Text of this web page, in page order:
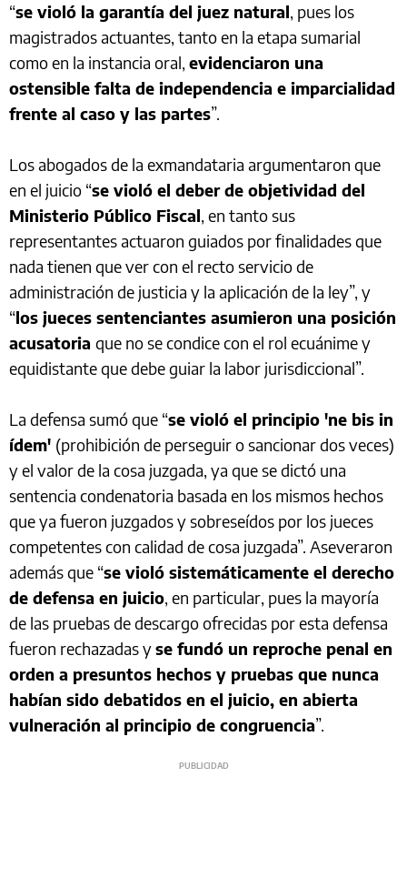
“se violó la garantía del juez natural, pues los
magistrados actuantes, tanto en la etapa sumarial
como en la instancia oral, evidenciaron una
ostensible falta de independencia e imparcialidad
frente al caso y las partes”.
Los abogados de la exmandataria argumentaron que
en el juicio “se violó el deber de objetividad del
Ministerio Público Fiscal, en tanto sus
representantes actuaron guiados por finalidades que
nada tienen que ver con el recto servicio de
administración de justicia y la aplicación de la ley”, y
“los jueces sentenciantes asumieron una posición
acusatoria que no se condice con el rol ecuánime y
equidistante que debe guiar la labor jurisdiccional”.
La defensa sumó que “se violó el principio 'ne bis in
ídem' (prohibición de perseguir o sancionar dos veces)
y el valor de la cosa juzgada, ya que se dictó una
sentencia condenatoria basada en los mismos hechos
que ya fueron juzgados y sobreseídos por los jueces
competentes con calidad de cosa juzgada”. Aseveraron
además que “se violó sistemáticamente el derecho
de defensa en juicio, en particular, pues la mayoría
de las pruebas de descargo ofrecidas por esta defensa
fueron rechazadas yse fundó un reproche penal en
orden a presuntos hechos y pruebas que nunca
habían sido debatidos en el juicio, en abierta
vulneración al principio de congruencia”.